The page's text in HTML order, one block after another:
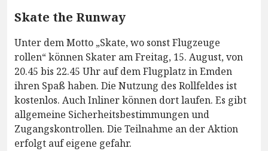
Skate the Runway
Unter dem Motto „Skate, wo sonst Flugzeuge
rollen“ können Skater am Freitag, 15. August, von
20.45 bis 22.45 Uhr auf dem Flugplatz in Emden
ihren Spaß haben. Die Nutzung des Rollfeldes ist
kostenlos. Auch Inliner können dort laufen. Es gibt
allgemeine Sicherheitsbestimmungen und
Zugangskontrollen. Die Teilnahme an der Aktion
erfolgt auf eigene gefahr.